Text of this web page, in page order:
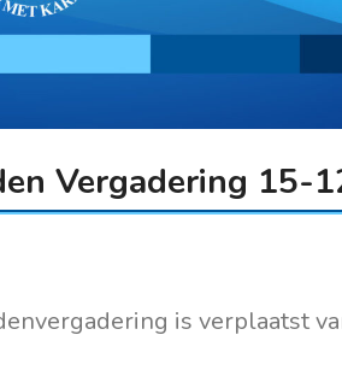
Vergadering 15-
is verplaatst